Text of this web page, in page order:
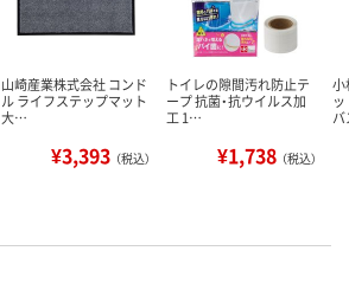
山崎産業株式会社 コンド
ル ライフステップマット
大…
¥3,393 （税込）
トイレの隙間汚れ防止テ
ープ 抗菌・抗ウイルス加
工 1…
¥1,738 （税込）
小